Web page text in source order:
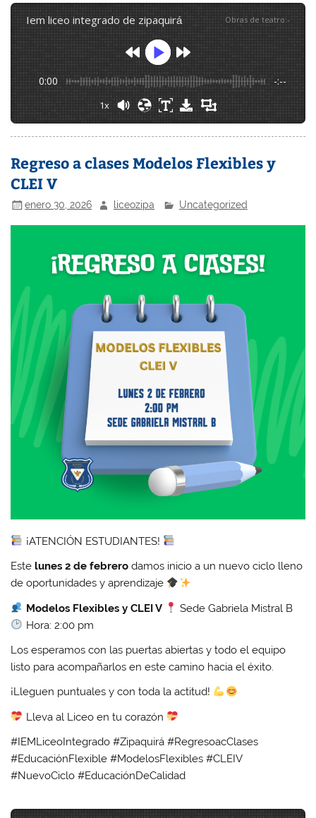
iem liceo integrado de zipaquirá Obras de teatro:-
0:00 -:--
1x
Regreso a clases Modelos Flexibles y
CLEI V
enero 30, 2026 liceozipa Uncategorized
¡ATENCIÓN ESTUDIANTES!
Este lunes 2 de febrero damos inicio a un nuevo ciclo lleno
de oportunidades y aprendizaje
Modelos Flexibles y CLEI V
Sede Gabriela Mistral B
Hora: 2:00 pm
Los esperamos con las puertas abiertas y todo el equipo
listo para acompañarlos en este camino hacia el éxito.
¡Lleguen puntuales y con toda la actitud!
Lleva al Liceo en tu corazón
#IEMLiceoIntegrado #Zipaquirá #RegresoacClases
#EducaciónFlexible #ModelosFlexibles #CLEIV
#NuevoCiclo #EducaciónDeCalidad